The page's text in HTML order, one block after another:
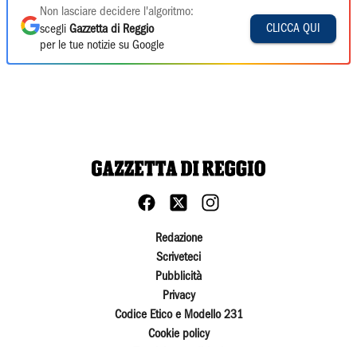
Non lasciare decidere l'algoritmo:
scegli Gazzetta di Reggio
per le tue notizie su Google
CLICCA QUI
Redazione
Scriveteci
Pubblicità
Privacy
Codice Etico e Modello 231
Cookie policy